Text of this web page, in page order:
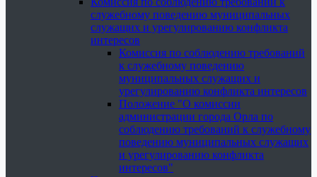
служебному поведению муниципальных
служащих и урегулированию конфликта
интересов
Комиссия по соблюдению требований
к служебному поведению
муниципальных служащих и
урегулированию конфликта интересов
Положение "О комиссии
администрации города Орла по
соблюдению требований к служебному
поведению муниципальных служащих
и урегулированию конфликта
интересов"